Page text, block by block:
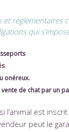
et
qui
onéreux.
de chat par un
l’animal est
peut le